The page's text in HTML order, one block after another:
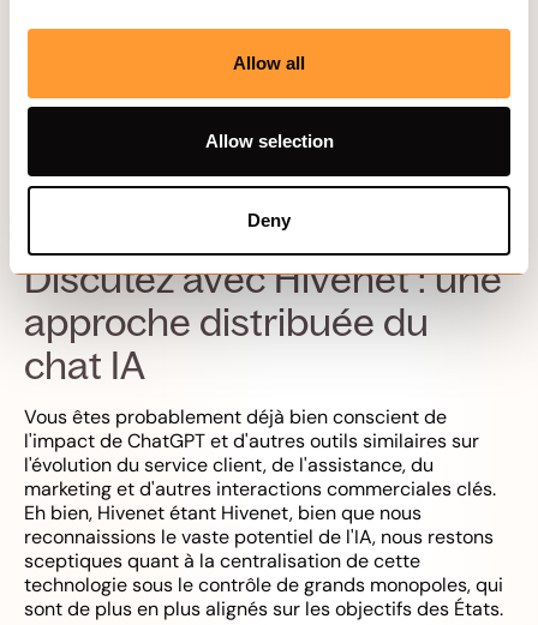
Allow all
Allow selection
Deny
cérémonie de signature de Cupseli [source :Inria]
Discutez avec Hivenet : une
approche distribuée du
chat IA
Vous êtes probablement déjà bien conscient de
l'impact de ChatGPT et d'autres outils similaires sur
l'évolution du service client, de l'assistance, du
marketing et d'autres interactions commerciales clés.
Eh bien, Hivenet étant Hivenet, bien que nous
reconnaissions le vaste potentiel de l'IA, nous restons
sceptiques quant à la centralisation de cette
technologie sous le contrôle de grands monopoles, qui
sont de plus en plus alignés sur les objectifs des États.